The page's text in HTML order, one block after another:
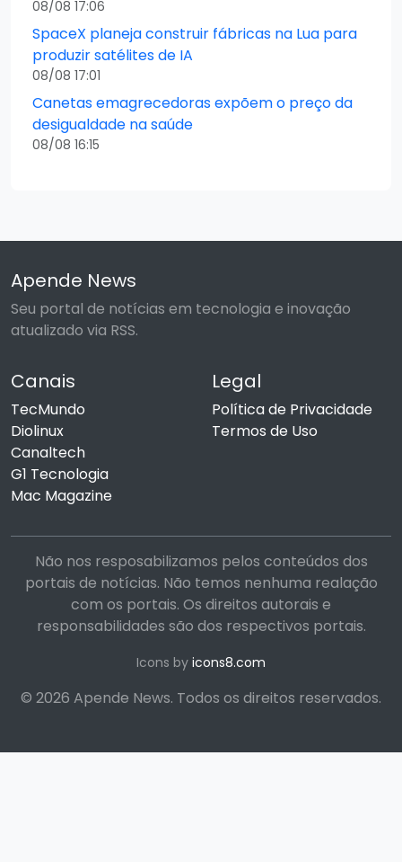
08/08 17:06
SpaceX planeja construir fábricas na Lua para
produzir satélites de IA
08/08 17:01
Canetas emagrecedoras expõem o preço da
desigualdade na saúde
08/08 16:15
Apende News
Seu portal de notícias em tecnologia e inovação
atualizado via RSS.
Canais
TecMundo
Diolinux
Canaltech
G1 Tecnologia
Mac Magazine
Legal
Política de Privacidade
Termos de Uso
Não nos resposabilizamos pelos conteúdos dos
portais de notícias. Não temos nenhuma realação
com os portais. Os direitos autorais e
responsabilidades são dos respectivos portais.
Icons by icons8.com
© 2026 Apende News. Todos os direitos reservados.